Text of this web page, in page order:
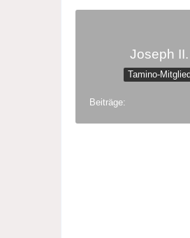
Joseph II.
Tamino-Mitglied
Beiträge